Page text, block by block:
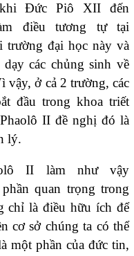
khi Đức Piô XII đến
điều tương tự tại
trường đại học này và
các chủng sinh về
vậy, ở cả 2 trường, các
đầu trong khoa triết
II đề nghị đó là
lý.
II làm như vậy
quan trọng trong
chỉ là điều hữu ích để
cơ sở chúng ta có thể
một phần của đức tin,